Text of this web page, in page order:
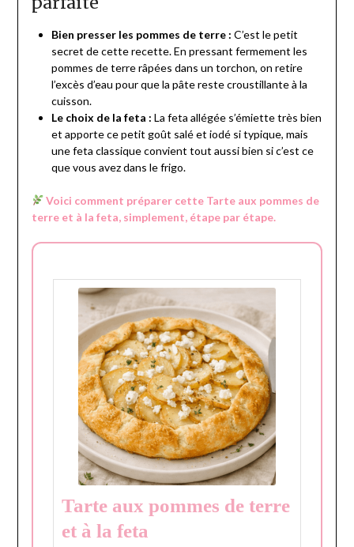
Bien presser les pommes de terre : C’est le petit
secret de cette recette. En pressant fermement les
pommes de terre râpées dans un torchon, on retire
l’excès d’eau pour que la pâte reste croustillante à la
cuisson.
Le choix de la feta : La feta allégée s’émiette très bien
et apporte ce petit goût salé et iodé si typique, mais
une feta classique convient tout aussi bien si c’est ce
que vous avez dans le frigo.
Voici comment préparer cette Tarte aux pommes de
terre et à la feta, simplement, étape par étape.
Tarte aux pommes de terre
et à la feta